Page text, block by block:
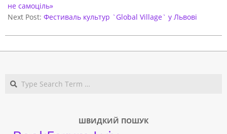
не самоціль»
Next Post: Фестиваль культур `Global Village` у Львові
ШВИДКИЙ ПОШУК